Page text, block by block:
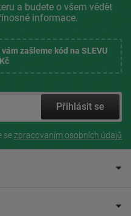
a budete o všem vědět
informace.
zašleme kód na SLEVU
Přihlásit se
sezpracovaním osobních údajů